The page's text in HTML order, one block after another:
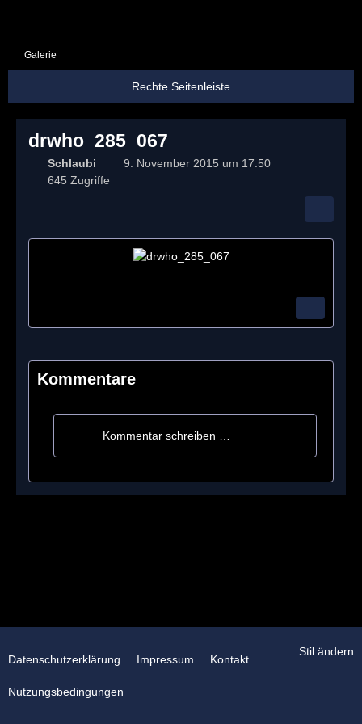
Galerie
drwho_285_067
Schlaubi
9. November 2015 um 17:50
645 Zugriffe
Kommentare
Kommentar schreiben …
Stil ändern
Datenschutzerklärung Impressum Kontakt
Nutzungsbedingungen